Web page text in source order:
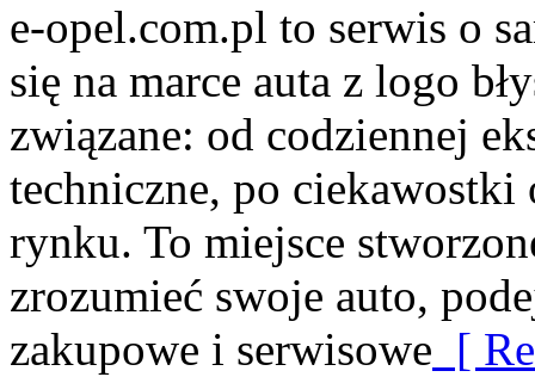
e-opel.com.pl to serwis o
się na marce auta z logo
związane: od codziennej
techniczne, po
rynku. To miejsce
zrozumieć swoje auto,
zakupowe i serwisowe [